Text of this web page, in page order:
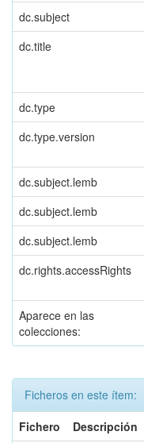
dc.subject
dc.title
dc.type
dc.type.version
dc.subject.lemb
dc.subject.lemb
dc.subject.lemb
dc.rights.accessRights
Aparece en las
colecciones:
Ficheros en este ítem:
Fichero
Descripción